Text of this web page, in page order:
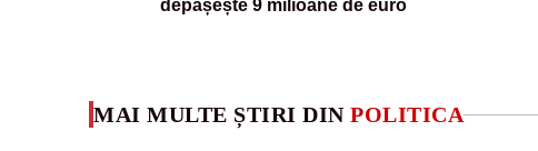
depășește 9 milioane de euro
MAI MULTE ȘTIRI DIN POLITICA